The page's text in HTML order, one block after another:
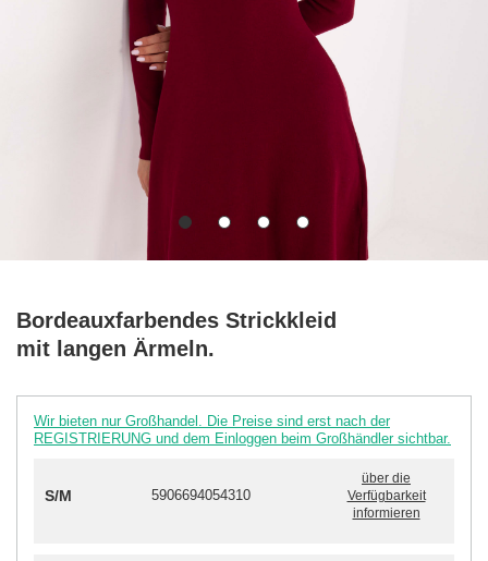
Bordeauxfarbendes Strickkleid
mit langen Ärmeln.
Wir bieten nur Großhandel. Die Preise sind erst nach der
REGISTRIERUNG und dem Einloggen beim Großhändler sichtbar.
S/M 5906694054310
über die
Verfügbarkeit
informieren